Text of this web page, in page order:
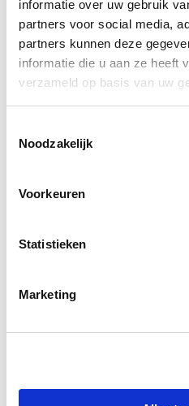
informatie over uw gebruik
partners voor social media,
partners kunnen deze
informatie die u aan ze heeft
verzameld op basis van uw
Noodzakelijk
Voorkeuren
Statistieken
Marketing
Phytonics
Nog maar 1
€ 36,56